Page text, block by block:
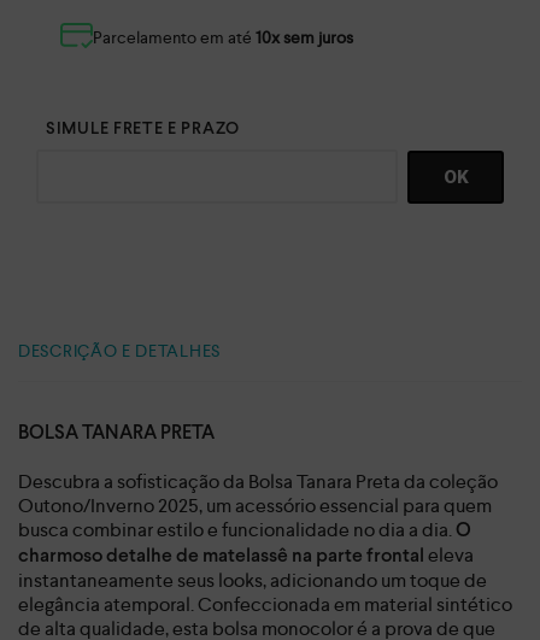
Parcelamento em até 10x sem juros
DESCRIÇÃO E DETALHES
BOLSA TANARA PRETA
Descubra a sofisticação da Bolsa Tanara Preta da coleção
Outono/Inverno 2025, um acessório essencial para quem
busca combinar estilo e funcionalidade no dia a dia. O
charmoso detalhe de matelassê na parte frontal eleva
instantaneamente seus looks, adicionando um toque de
elegância atemporal. Confeccionada em material sintético
de alta qualidade, esta bolsa monocolor é a prova de que